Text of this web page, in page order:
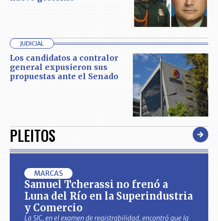
JUDICIAL
Los candidatos a contralor
general expusieron sus
propuestas ante el Senado
PLEITOS
MARCAS
Samuel Tcherassi no frenó a
Luna del Río en la Superindustria
y Comercio
La SIC, en el examen de registrabilidad, encontró que la